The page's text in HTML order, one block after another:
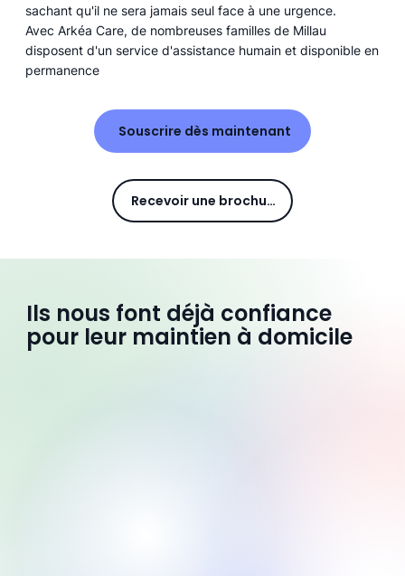
sachant qu'il ne sera jamais seul face à une urgence.
Avec Arkéa Care, de nombreuses familles de Millau
disposent d'un service d'assistance humain et disponible en
permanence
Souscrire dès maintenant
Recevoir une brochure
Ils nous font déjà confiance
pour leur maintien à domicile